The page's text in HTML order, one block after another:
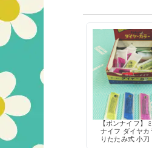
【ボンナイフ】
ナイフ ダイヤカ
りたたみ式 小刀